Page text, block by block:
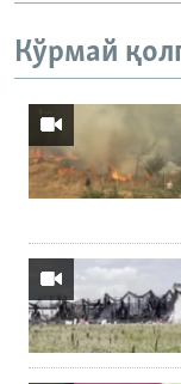
Кўрмай